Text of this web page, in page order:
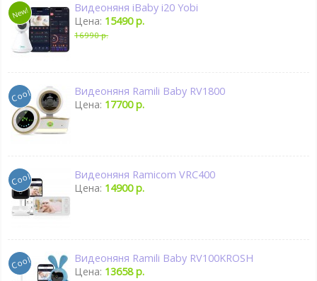
Видеоняня iBaby i20 Yobi
Цена: 15490 р.
16990 р.
Видеоняня Ramili Baby RV1800
Цена: 17700 р.
Видеоняня Ramicom VRC400
Цена: 14900 р.
Видеоняня Ramili Baby RV100KROSH
Цена: 13658 р.